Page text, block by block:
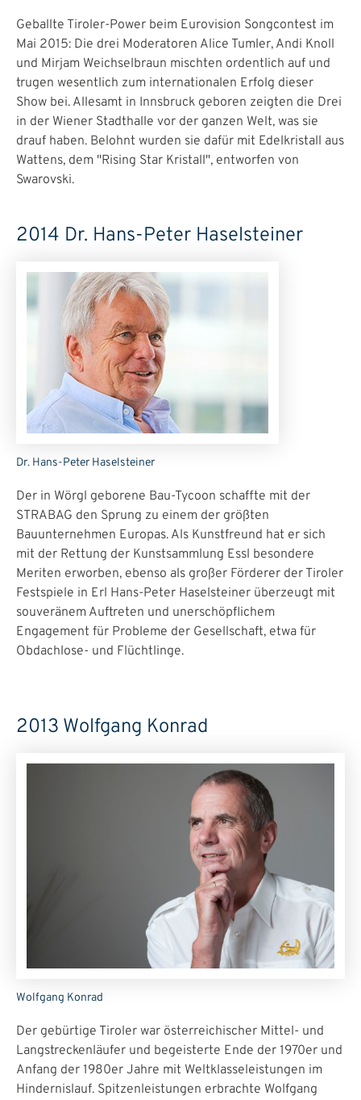
Geballte Tiroler-Power beim Eurovision Songcontest im
Mai 2015: Die drei Moderatoren Alice Tumler, Andi Knoll
und Mirjam Weichselbraun mischten ordentlich auf und
trugen wesentlich zum internationalen Erfolg dieser
Show bei. Allesamt in Innsbruck geboren zeigten die Drei
in der Wiener Stadthalle vor der ganzen Welt, was sie
drauf haben. Belohnt wurden sie dafür mit Edelkristall aus
Wattens, dem "Rising Star Kristall", entworfen von
Swarovski.
2014 Dr. Hans-Peter Haselsteiner
Dr. Hans-Peter Haselsteiner
Der in Wörgl geborene Bau-Tycoon schaffte mit der
STRABAG den Sprung zu einem der größten
Bauunternehmen Europas. Als Kunstfreund hat er sich
mit der Rettung der Kunstsammlung Essl besondere
Meriten erworben, ebenso als großer Förderer der Tiroler
Festspiele in Erl Hans-Peter Haselsteiner überzeugt mit
souveränem Auftreten und unerschöpflichem
Engagement für Probleme der Gesellschaft, etwa für
Obdachlose- und Flüchtlinge.
2013 Wolfgang Konrad
Wolfgang Konrad
Der gebürtige Tiroler war österreichischer Mittel- und
Langstreckenläufer und begeisterte Ende der 1970er und
Anfang der 1980er Jahre mit Weltklasseleistungen im
Hindernislauf. Spitzenleistungen erbrachte Wolfgang